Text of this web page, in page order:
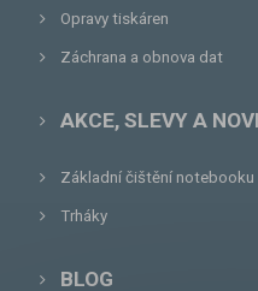
Opravy tiskáren
Záchrana a obnova dat
AKCE, SLEVY A
Základní čištění notebooku
Trháky
BLOG